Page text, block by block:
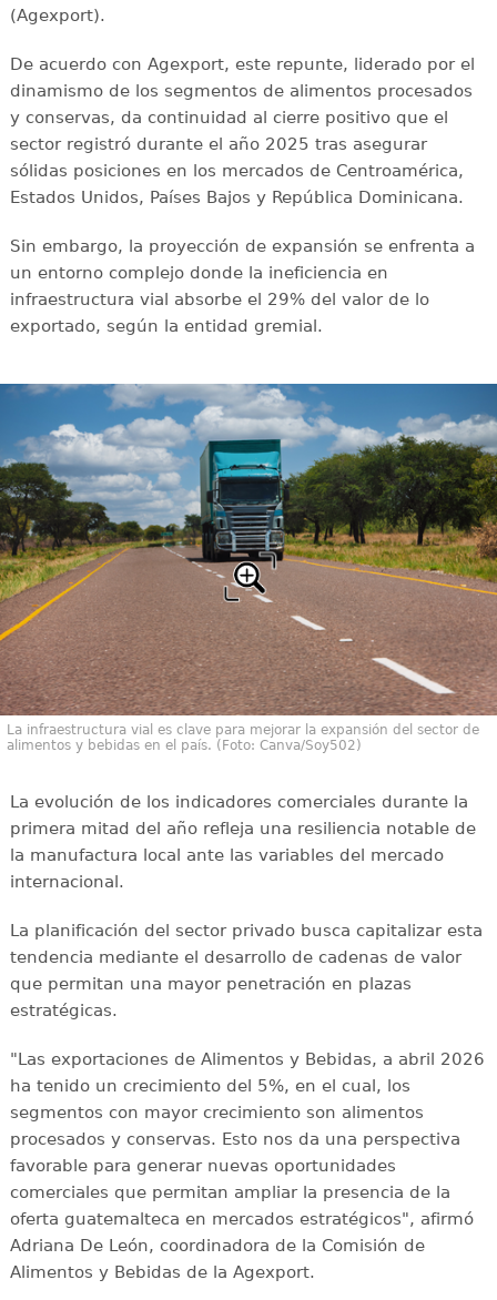
(Agexport).
De acuerdo con Agexport, este repunte, liderado por el
dinamismo de los segmentos de alimentos procesados
y conservas, da continuidad al cierre positivo que el
sector registró durante el año 2025 tras asegurar
sólidas posiciones en los mercados de Centroamérica,
Estados Unidos, Países Bajos y República Dominicana.
Sin embargo, la proyección de expansión se enfrenta a
un entorno complejo donde la ineficiencia en
infraestructura vial absorbe el 29% del valor de lo
exportado, según la entidad gremial.
La infraestructura vial es clave para mejorar la expansión del sector de
alimentos y bebidas en el país. (Foto: Canva/Soy502)
La evolución de los indicadores comerciales durante la
primera mitad del año refleja una resiliencia notable de
la manufactura local ante las variables del mercado
internacional.
La planificación del sector privado busca capitalizar esta
tendencia mediante el desarrollo de cadenas de valor
que permitan una mayor penetración en plazas
estratégicas.
"Las exportaciones de Alimentos y Bebidas, a abril 2026
ha tenido un crecimiento del 5%, en el cual, los
segmentos con mayor crecimiento son alimentos
procesados y conservas. Esto nos da una perspectiva
favorable para generar nuevas oportunidades
comerciales que permitan ampliar la presencia de la
oferta guatemalteca en mercados estratégicos", afirmó
Adriana De León, coordinadora de la Comisión de
Alimentos y Bebidas de la Agexport.